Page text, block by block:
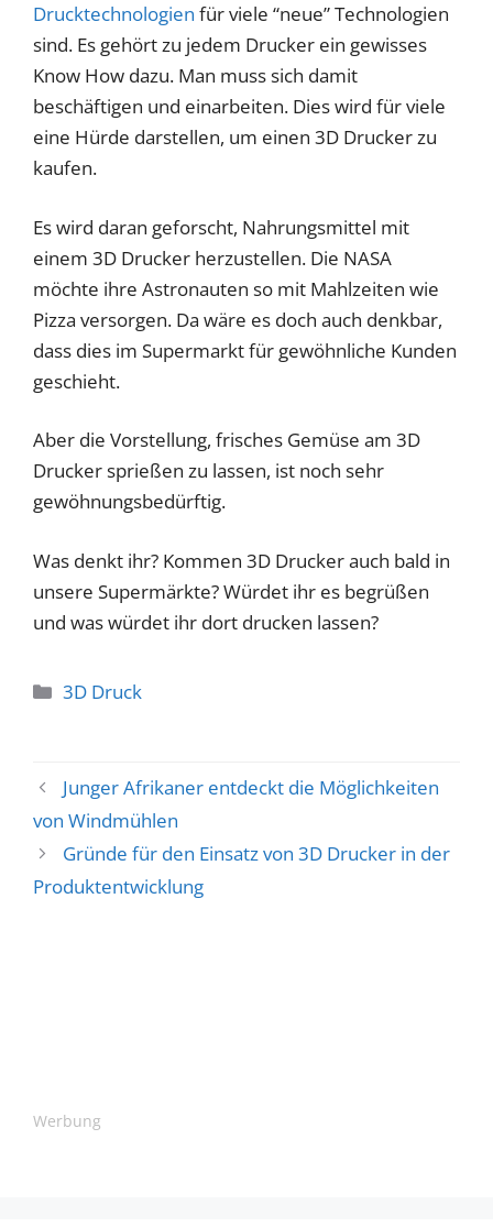
Drucktechnologien für viele “neue” Technologien
sind. Es gehört zu jedem Drucker ein gewisses
Know How dazu. Man muss sich damit
beschäftigen und einarbeiten. Dies wird für viele
eine Hürde darstellen, um einen 3D Drucker zu
kaufen.
Es wird daran geforscht, Nahrungsmittel mit
einem 3D Drucker herzustellen. Die NASA
möchte ihre Astronauten so mit Mahlzeiten wie
Pizza versorgen. Da wäre es doch auch denkbar,
dass dies im Supermarkt für gewöhnliche Kunden
geschieht.
Aber die Vorstellung, frisches Gemüse am 3D
Drucker sprießen zu lassen, ist noch sehr
gewöhnungsbedürftig.
Was denkt ihr? Kommen 3D Drucker auch bald in
unsere Supermärkte? Würdet ihr es begrüßen
und was würdet ihr dort drucken lassen?
Kategorien
3D Druck
Junger Afrikaner entdeckt die Möglichkeiten
von Windmühlen
Gründe für den Einsatz von 3D Drucker in der
Produktentwicklung
Werbung